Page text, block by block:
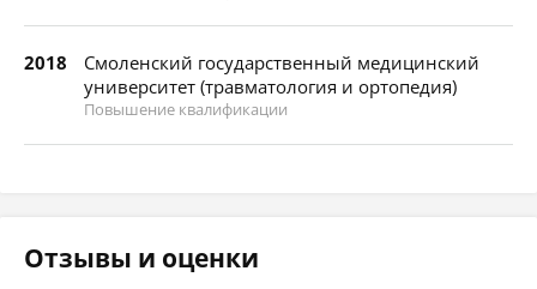
2018
Смоленский государственный медицинский
университет (травматология и ортопедия)
Повышение квалификации
Отзывы и оценки